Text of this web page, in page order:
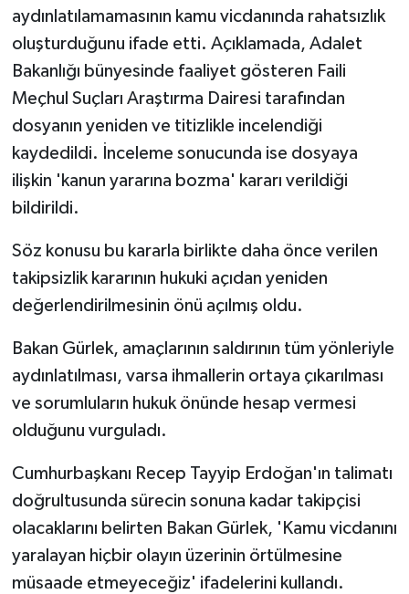
aydınlatılamamasının kamu vicdanında rahatsızlık
oluşturduğunu ifade etti. Açıklamada, Adalet
Bakanlığı bünyesinde faaliyet gösteren Faili
Meçhul Suçları Araştırma Dairesi tarafından
dosyanın yeniden ve titizlikle incelendiği
kaydedildi. İnceleme sonucunda ise dosyaya
ilişkin 'kanun yararına bozma' kararı verildiği
bildirildi.
Söz konusu bu kararla birlikte daha önce verilen
takipsizlik kararının hukuki açıdan yeniden
değerlendirilmesinin önü açılmış oldu.
Bakan Gürlek, amaçlarının saldırının tüm yönleriyle
aydınlatılması, varsa ihmallerin ortaya çıkarılması
ve sorumluların hukuk önünde hesap vermesi
olduğunu vurguladı.
Cumhurbaşkanı Recep Tayyip Erdoğan'ın talimatı
doğrultusunda sürecin sonuna kadar takipçisi
olacaklarını belirten Bakan Gürlek, 'Kamu vicdanını
yaralayan hiçbir olayın üzerinin örtülmesine
müsaade etmeyeceğiz' ifadelerini kullandı.